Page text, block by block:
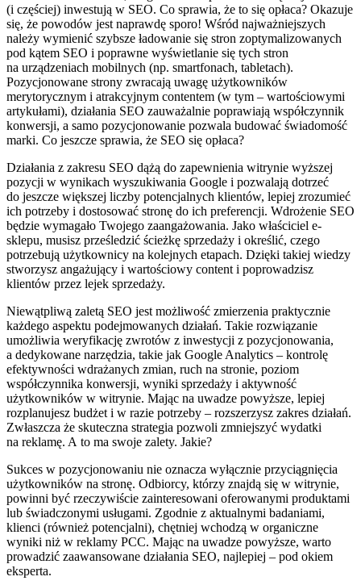
(i częściej) inwestują w SEO. Co sprawia, że to się opłaca? Okazuje
się, że powodów jest naprawdę sporo! Wśród najważniejszych
należy wymienić szybsze ładowanie się stron zoptymalizowanych
pod kątem SEO i poprawne wyświetlanie się tych stron
na urządzeniach mobilnych (np. smartfonach, tabletach).
Pozycjonowane strony zwracają uwagę użytkowników
merytorycznym i atrakcyjnym contentem (w tym – wartościowymi
artykułami), działania SEO zauważalnie poprawiają współczynnik
konwersji, a samo pozycjonowanie pozwala budować świadomość
marki. Co jeszcze sprawia, że SEO się opłaca?
Działania z zakresu SEO dążą do zapewnienia witrynie wyższej
pozycji w wynikach wyszukiwania Google i pozwalają dotrzeć
do jeszcze większej liczby potencjalnych klientów, lepiej zrozumieć
ich potrzeby i dostosować stronę do ich preferencji. Wdrożenie SEO
będzie wymagało Twojego zaangażowania. Jako właściciel e-
sklepu, musisz prześledzić ścieżkę sprzedaży i określić, czego
potrzebują użytkownicy na kolejnych etapach. Dzięki takiej wiedzy
stworzysz angażujący i wartościowy content i poprowadzisz
klientów przez lejek sprzedaży.
Niewątpliwą zaletą SEO jest możliwość zmierzenia praktycznie
każdego aspektu podejmowanych działań. Takie rozwiązanie
umożliwia weryfikację zwrotów z inwestycji z pozycjonowania,
a dedykowane narzędzia, takie jak Google Analytics – kontrolę
efektywności wdrażanych zmian, ruch na stronie, poziom
współczynnika konwersji, wyniki sprzedaży i aktywność
użytkowników w witrynie. Mając na uwadze powyższe, lepiej
rozplanujesz budżet i w razie potrzeby – rozszerzysz zakres działań.
Zwłaszcza że skuteczna strategia pozwoli zmniejszyć wydatki
na reklamę. A to ma swoje zalety. Jakie?
Sukces w pozycjonowaniu nie oznacza wyłącznie przyciągnięcia
użytkowników na stronę. Odbiorcy, którzy znajdą się w witrynie,
powinni być rzeczywiście zainteresowani oferowanymi produktami
lub świadczonymi usługami. Zgodnie z aktualnymi badaniami,
klienci (również potencjalni), chętniej wchodzą w organiczne
wyniki niż w reklamy PCC. Mając na uwadze powyższe, warto
prowadzić zaawansowane działania SEO, najlepiej – pod okiem
eksperta.